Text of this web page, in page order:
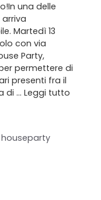
agenti
una delle
Martedì 13
con via
Party,
permettere di
presenti fra il
di … Leggi tutto
houseparty